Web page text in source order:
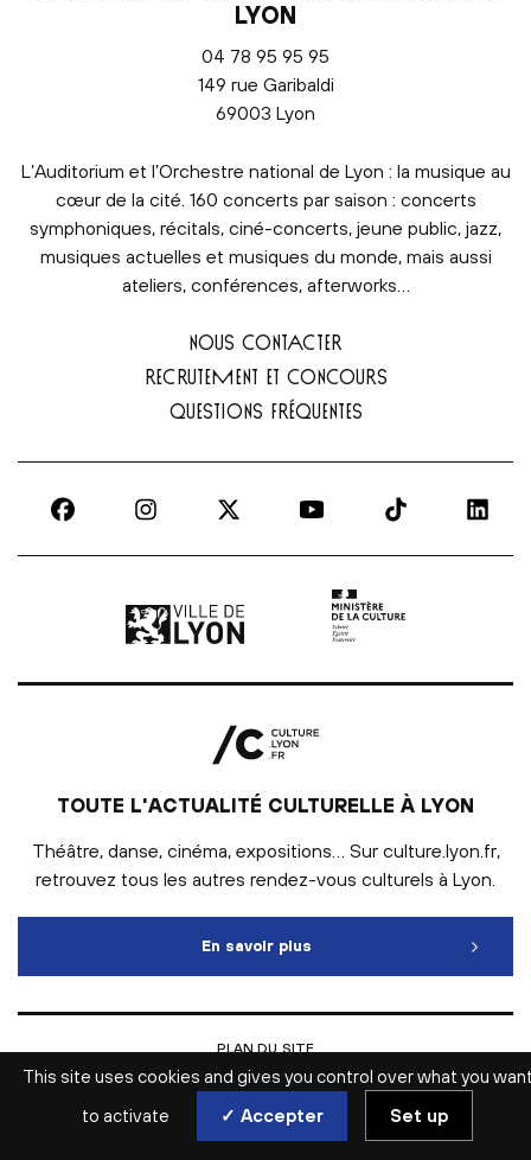
LYON
04 78 95 95 95
149 rue Garibaldi
69003 Lyon
L’Auditorium et l’Orchestre national de Lyon : la musique au
cœur de la cité. 160 concerts par saison : concerts
symphoniques, récitals, ciné-concerts, jeune public, jazz,
musiques actuelles et musiques du monde, mais aussi
ateliers, conférences, afterworks…
NOUS CONTACTER
RECRUTEMENT ET CONCOURS
QUESTIONS FRÉQUENTES
Ville de Lyon | lien externeMinistère de la culture
TOUTE L'ACTUALITÉ CULTURELLE À LYON
Théâtre, danse, cinéma, expositions… Sur culture.lyon.fr,
retrouvez tous les autres rendez-vous culturels à Lyon.
En savoir plus Toute l'actualité culturelle
PLAN DU SITE
INTRANET
MENTIONS LÉGALES
ACCESSIBILITÉ WEB : NON CONFORME
GESTION DES COOKIES
This site uses cookies and gives you control over what you
to activate
✓ Accepter Set up